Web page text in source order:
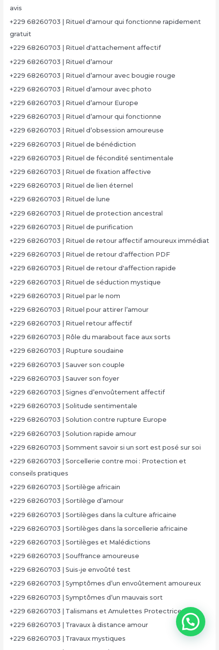
avis
+229 68260703 | Rituel d'amour qui fonctionne rapidement
gratuit
+229 68260703 | Rituel d'attachement affectif
+229 68260703 | Rituel d’amour
+229 68260703 | Rituel d’amour avec bougie rouge
+229 68260703 | Rituel d’amour avec photo
+229 68260703 | Rituel d’amour Europe
+229 68260703 | Rituel d’amour qui fonctionne
+229 68260703 | Rituel d’obsession amoureuse
+229 68260703 | Rituel de bénédiction
+229 68260703 | Rituel de fécondité sentimentale
+229 68260703 | Rituel de fixation affective
+229 68260703 | Rituel de lien éternel
+229 68260703 | Rituel de lune
+229 68260703 | Rituel de protection ancestral
+229 68260703 | Rituel de purification
+229 68260703 | Rituel de retour affectif amoureux immédiat
+229 68260703 | Rituel de retour d'affection PDF
+229 68260703 | Rituel de retour d'affection rapide
+229 68260703 | Rituel de séduction mystique
+229 68260703 | Rituel par le nom
+229 68260703 | Rituel pour attirer l’amour
+229 68260703 | Rituel retour affectif
+229 68260703 | Rôle du marabout face aux sorts
+229 68260703 | Rupture soudaine
+229 68260703 | Sauver son couple
+229 68260703 | Sauver son foyer
+229 68260703 | Signes d’envoûtement affectif
+229 68260703 | Solitude sentimentale
+229 68260703 | Solution contre rupture Europe
+229 68260703 | Solution rapide amour
+229 68260703 | Somment savoir si un sort est posé sur soi
+229 68260703 | Sorcellerie contre moi : Protection et
conseils pratiques
+229 68260703 | Sortilège africain
+229 68260703 | Sortilège d’amour
+229 68260703 | Sortilèges dans la culture africaine
+229 68260703 | Sortilèges dans la sorcellerie africaine
+229 68260703 | Sortilèges et Malédictions
+229 68260703 | Souffrance amoureuse
+229 68260703 | Suis-je envoûté test
+229 68260703 | Symptômes d’un envoûtement amoureux
+229 68260703 | Symptômes d’un mauvais sort
+229 68260703 | Talismans et Amulettes Protectrices
+229 68260703 | Travaux à distance amour
+229 68260703 | Travaux mystiques